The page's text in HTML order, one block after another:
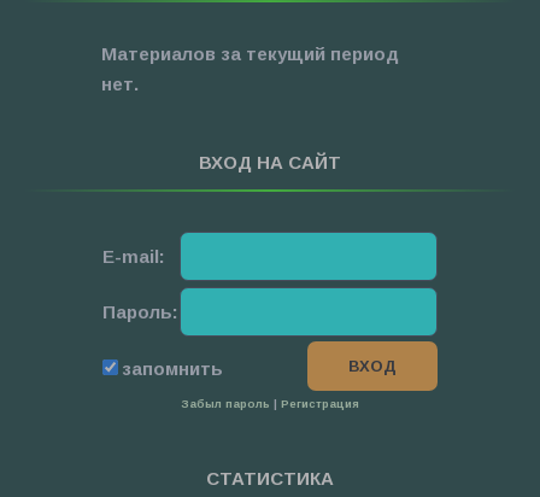
»Фильмы для ...
Материалов за текущий период
нет.
ВХОД НА САЙТ
E-mail:
Пароль:
запомнить
Забыл пароль Регистрация
СТАТИСТИКА